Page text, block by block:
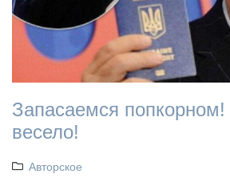
Запасаемся попкорном!
весело!
Авторское